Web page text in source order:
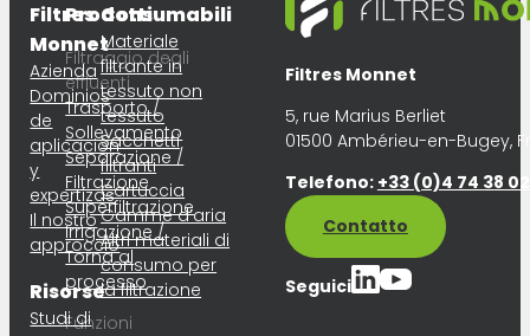
Filtres
Monnet
Azienda
Dominios
de
aplicación
y
expertizas
Il nostro
approccio
Risorse
Studi di
Prodotti
Filtraggio degli
effluenti
Trasporto /
Sollevamento
Separazione /
Filtrazione
Superfiltrazione
Irrigazione /
Torna al
processo
Funzioni
Consumabili
Materiale
filtrante in
tessuto non
tessuto
Sacchetti
filtranti
Cartuccia
Gamme d’aria
Altri materiali di
consumo per
la filtrazione
Filtres Monnet
5, rue Marius Berliet
01500 Ambérieu-en-Bugey,
Telefono: +33 (0)4 74 38 02
Contatto
Seguici